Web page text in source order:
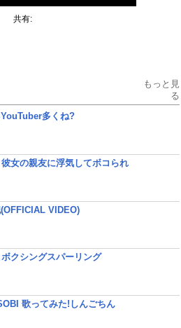
共有:
もっと見
る
多くね?
彼女の親友に浮気してボコられ
VIDEO)
クシングスパーリング
歌ってみた!しんごちん